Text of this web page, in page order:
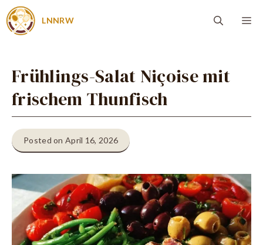
Zum
Inhalt
LNNRW
Frühlings-Salat Niçoise mit
frischem Thunfisch
Posted on April 16, 2026